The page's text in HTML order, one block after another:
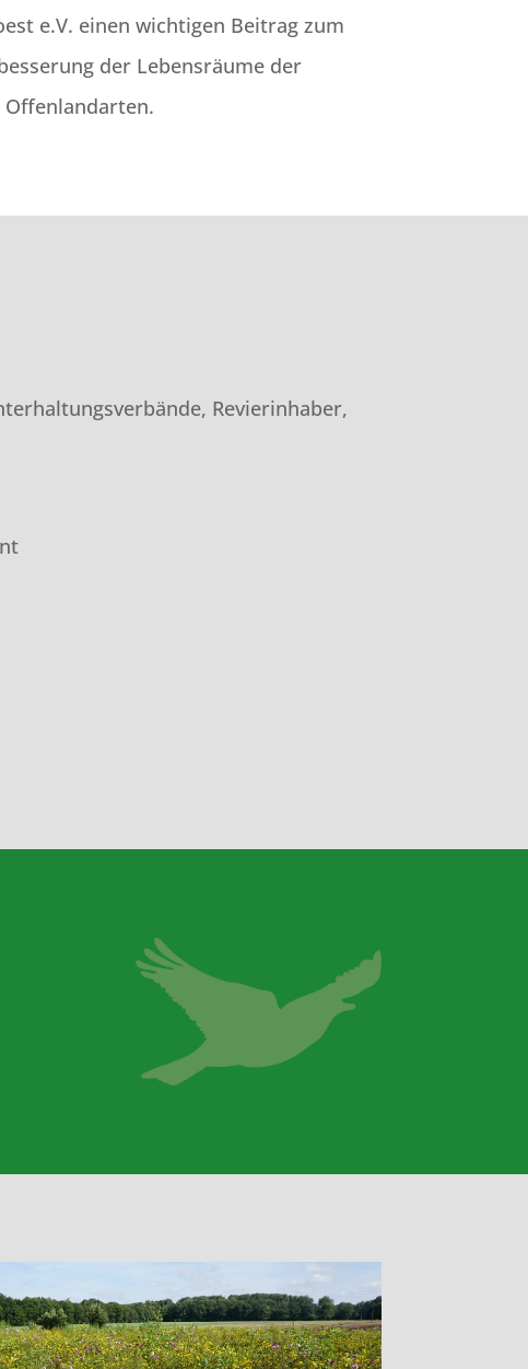
e.V. einen wichtigen Beitrag zum
der Lebensräume der
Revierinhaber,